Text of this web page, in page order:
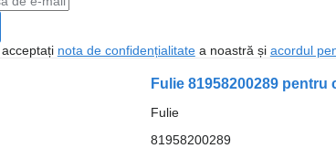
nota de confidențialitatea noastră și acordul
Fulie 81958200289 pentru
Fulie
81958200289